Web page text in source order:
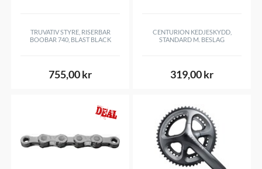
TRUVATIV STYRE, RISERBAR
BOOBAR 740, BLAST BLACK
755,00 kr
CENTURION KEDJESKYDD,
STANDARD M. BESLAG
319,00 kr